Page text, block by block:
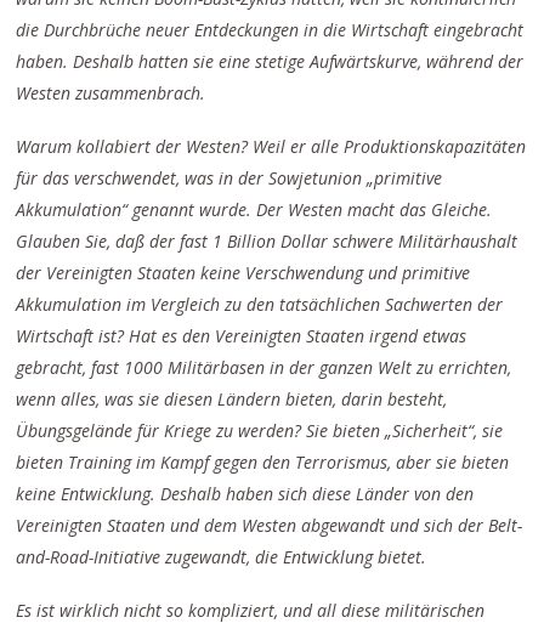
die Durchbrüche neuer Entdeckungen in die Wirtschaft eingebracht
haben. Deshalb hatten sie eine stetige Aufwärtskurve, während der
Westen zusammenbrach.
Warum kollabiert der Westen? Weil er alle Produktionskapazitäten
für das verschwendet, was in der Sowjetunion „primitive
Akkumulation“ genannt wurde. Der Westen macht das Gleiche.
Glauben Sie, daß der fast 1 Billion Dollar schwere Militärhaushalt
der Vereinigten Staaten keine Verschwendung und primitive
Akkumulation im Vergleich zu den tatsächlichen Sachwerten der
Wirtschaft ist? Hat es den Vereinigten Staaten irgend etwas
gebracht, fast 1000 Militärbasen in der ganzen Welt zu errichten,
wenn alles, was sie diesen Ländern bieten, darin besteht,
Übungsgelände für Kriege zu werden? Sie bieten „Sicherheit“, sie
bieten Training im Kampf gegen den Terrorismus, aber sie bieten
keine Entwicklung. Deshalb haben sich diese Länder von den
Vereinigten Staaten und dem Westen abgewandt und sich der Belt-
and-Road-Initiative zugewandt, die Entwicklung bietet.
Es ist wirklich nicht so kompliziert, und all diese militärischen